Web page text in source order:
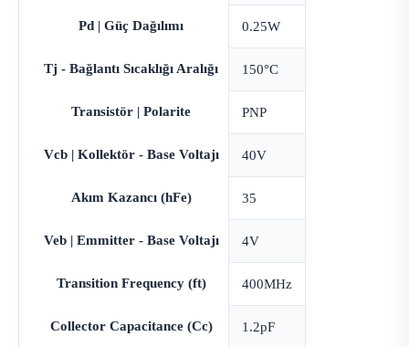
Pd | Güç Dağılımı 0.25W
Tj - Bağlantı Sıcaklığı Aralığı 150°C
Transistör | Polarite PNP
Vcb | Kollektör - Base Voltajı 40V
Akım Kazancı (hFe) 35
Veb | Emmitter - Base Voltajı 4V
Transition Frequency (ft) 400MHz
Collector Capacitance (Cc) 1.2pF